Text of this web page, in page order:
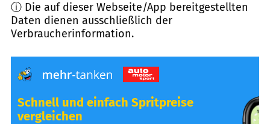
ⓘ Die auf dieser Webseite/App bereitgestellten
Daten dienen ausschließlich der
Verbraucherinformation.
Schnell und einfach Spritpreise
vergleichen